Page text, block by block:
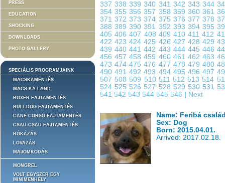
PRESS
EDUCATION
SHOCKING
DOWNLOADS
PHOTO GALLERY
SPECIÁLIS PROGRAMJAINK
MACSKAMENTÉS
MACS-KA-LAND
BOXER FAJTAMENTÉS
BULLDOG FAJTAMENTÉS
CANE CORSO FAJTAMENTÉS
CSAU-CSAU FAJTAMENTÉS
RÓKÁZÁS
LOVAZÁS
MAJOMKODÁS
MONGREL
VOLT EGYSZER EGY
MINIMENHELY
337338339340 341 342 343 344
354355356357 358 359 360 361
371372373374 375 376 377 378
388389390391 392 393 394 395
405406407 408 409 410411412
422423424425 426 427 428 429
439440441442 443 444 445 446
456457458459 460 461 462 463
473474475476 477 478 479 480
490491492493 494 495 496 497
507 508 509 510 511 512 513 514
524 525 526 527 528 529 530 531
541 542 543 544 545 546 Next
Name: Feribá
Sex: Dog
Born: 2015.04.01.
Arrived: 2017.02.18.